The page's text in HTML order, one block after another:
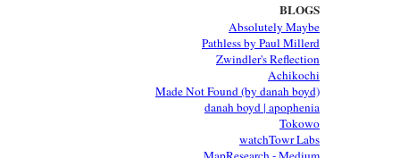
BLOGS
Absolutely Maybe
Pathless by Paul Millerd
Zwindler's Reflection
Achikochi
Made Not Found (by danah boyd)
danah boyd | apophenia
Tokowo
watchTowr Labs